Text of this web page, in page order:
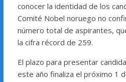
conocer la identidad de los
Comité Nobel noruego no
número total de aspirantes,
la cifra récord de 259.
El plazo para presentar
este año finaliza el próximo 1